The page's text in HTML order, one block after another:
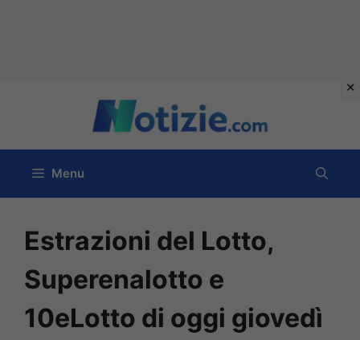
contenuto
Menu
Estrazioni del Lotto,
Superenalotto e
10eLotto di oggi giovedì